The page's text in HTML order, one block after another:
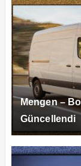
Mengen –
Güncellendi